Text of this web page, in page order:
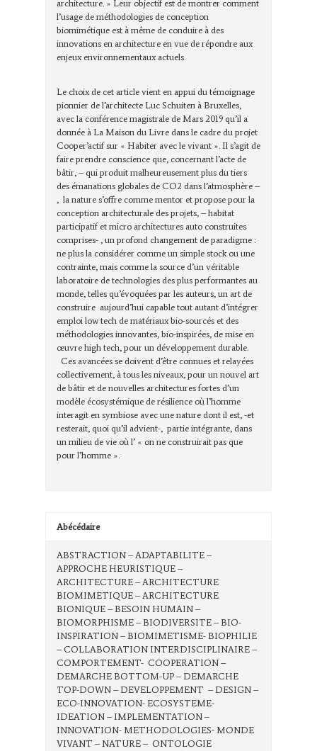
architecture. » Leur objectif est de montrer comment
l’usage de méthodologies de conception
biomimétique est à même de conduire à des
innovations en architecture en vue de répondre aux
enjeux environnementaux actuels.
Le choix de cet article vient en appui du témoignage
pionnier de l’architecte Luc Schuiten à Bruxelles,
avec la conférence magistrale de Mars 2019 qu’il a
donnée à La Maison du Livre dans le cadre du projet
Cooper’actif sur « Habiter avec le vivant ». Il s’agit de
faire prendre conscience que, concernant l’acte de
bâtir, – qui produit malheureusement plus du tiers
des émanations globales de CO2 dans l’atmosphère –
, la nature s’offre comme mentor et propose pour la
conception architecturale des projets, – habitat
participatif et micro architectures auto construites
comprises- , un profond changement de paradigme :
ne plus la considérer comme un simple stock ou une
contrainte, mais comme la source d’un véritable
laboratoire de technologies des plus performantes au
monde, telles qu’évoquées par les auteurs, un art de
construire aujourd’hui capable tout autant d’intégrer
emploi low tech de matériaux bio-sourcés et des
méthodologies innovantes, bio-inspirées, de mise en
œuvre high tech, pour un développement durable.
Ces avancées se doivent d’être connues et relayées
collectivement, à tous les niveaux, pour un nouvel art
de bâtir et de nouvelles architectures fortes d’un
modèle écosystémique de résilience où l’homme
interagit en symbiose avec une nature dont il est, -et
resterait, quoi qu’il advient-, partie intégrante, dans
un milieu de vie où l’ « on ne construirait pas que
pour l’homme ».
Abécédaire
ABSTRACTION – ADAPTABILITE –
APPROCHE HEURISTIQUE –
ARCHITECTURE – ARCHITECTURE
BIOMIMETIQUE – ARCHITECTURE
BIONIQUE – BESOIN HUMAIN –
BIOMORPHISME – BIODIVERSITE – BIO-
INSPIRATION – BIOMIMETISME- BIOPHILIE
– COLLABORATION INTERDISCIPLINAIRE –
COMPORTEMENT- COOPERATION –
DEMARCHE BOTTOM-UP – DEMARCHE
TOP-DOWN – DEVELOPPEMENT – DESIGN –
ECO-INNOVATION- ECOSYSTEME-
IDEATION – IMPLEMENTATION –
INNOVATION- METHODOLOGIES- MONDE
VIVANT – NATURE – ONTOLOGIE